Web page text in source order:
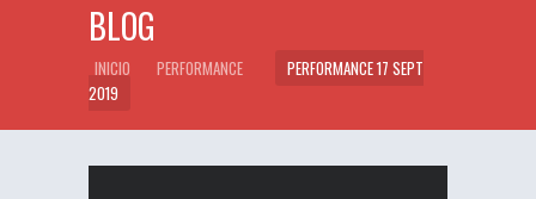
BLOG
INICIO PERFORMANCE
PERFORMANCE 17 SEPT
2019